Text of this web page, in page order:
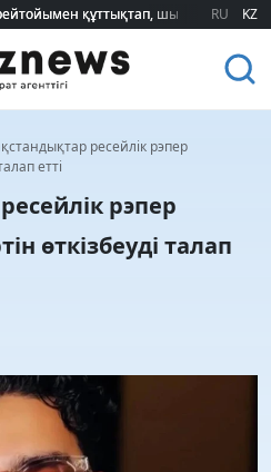
құттықтап, шығармашылық
құттықтап, шығармашылық
RU KZ
ресейлік рэпер
етті
рэпер
өткізбеуді талап